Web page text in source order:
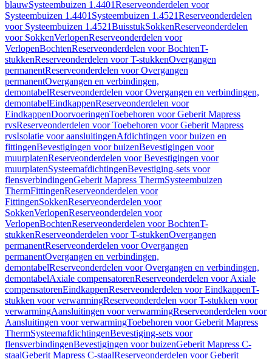
blauwSysteembuizen 1.4401Reserveonderdelen voor
Systeembuizen 1.4401 Systeembuizen 1.4521Reserveonderdelen
voor Systeembuizen 1.4521BuisstukSokkenReserveonderdelen
voor SokkenVerlopenReserveonderdelen voor
VerlopenBochtenReserveonderdelen voor BochtenT-
stukkenReserveonderdelen voor T-stukkenOvergangen
permanentReserveonderdelen voor Overgangen
permanentOvergangen en verbindingen,
demontabelReserveonderdelen voor Overgangen en verbindingen,
demontabelEindkappenReserveonderdelen voor
EindkappenDoorvoeringenToebehoren voor Geberit Mapress
rvsReserveonderdelen voor Toebehoren voor Geberit Mapress
rvsIsolatie voor aansluitingenAfdichtingen voor buizen en
fittingenBevestigingen voor buizenBevestigingen voor
muurplatenReserveonderdelen voor Bevestigingen voor
muurplatenSysteemafdichtingenBevestiging-sets voor
flensverbindingenGeberit Mapress ThermSysteembuizen
ThermFittingenReserveonderdelen voor
FittingenSokkenReserveonderdelen voor
SokkenVerlopenReserveonderdelen voor
VerlopenBochtenReserveonderdelen voor BochtenT-
stukkenReserveonderdelen voor T-stukkenOvergangen
permanentReserveonderdelen voor Overgangen
permanentOvergangen en verbindingen,
demontabelReserveonderdelen voor Overgangen en verbindingen,
demontabelAxiale compensatorenReserveonderdelen voor Axiale
compensatorenEindkappenReserveonderdelen voor EindkappenT-
stukken voor verwarmingReserveonderdelen voor T-stukken voor
verwarmingAansluitingen voor verwarmingReserveonderdelen voor
Aansluitingen voor verwarmingToebehoren voor Geberit Mapress
ThermSysteemafdichtingenBevestiging-sets voor
flensverbindingenBevestigingen voor buizenGeberit Mapress C-
staalGeberit Mapress C-staalReserveonderdelen voor Geberit